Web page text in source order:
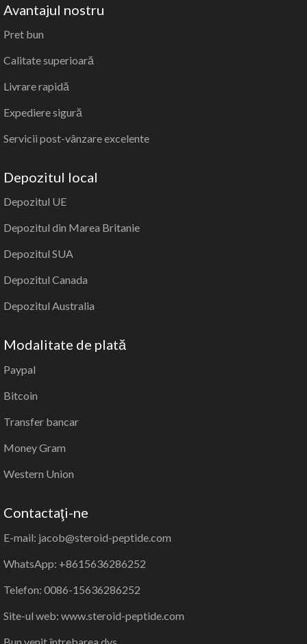
Avantajul nostru
Pret bun
Calitate superioară
Livrare rapidă
Expediere sigură
Servicii post-vânzare excelente
Depozitul local
Depozitul UE
Depozitul din Marea Britanie
Depozitul SUA
Depozitul Canada
Depozitul Australia
Modalitate de plată
Paypal
Bitcoin
Transfer bancar
Money Gram
Western Union
Contactaţi-ne
E-mail: jacob@steroid-peptide.com
WhatsApp: +8615636286252
Telefon: 0086-15636286252
Site-ul web: www.steroid-peptide.com